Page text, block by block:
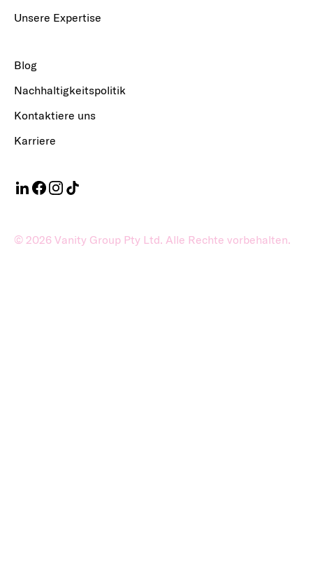
Unsere Expertise
Blog
Nachhaltigkeitspolitik
Kontaktiere uns
Karriere
© 2026 Vanity Group Pty Ltd. Alle Rechte vorbehalten.